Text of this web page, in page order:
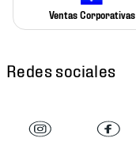
Ventas Corporativas
Redes sociales